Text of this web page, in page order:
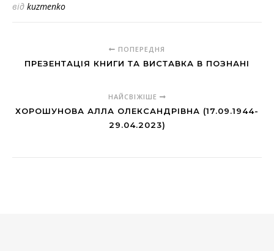
від kuzmenko
ПОПЕРЕДНЯ
ПРЕЗЕНТАЦІЯ КНИГИ ТА ВИСТАВКА В ПОЗНАНІ
НАЙСВІЖІШЕ
ХОРОШУНОВА АЛЛА ОЛЕКСАНДРІВНА (17.09.1944-
29.04.2023)